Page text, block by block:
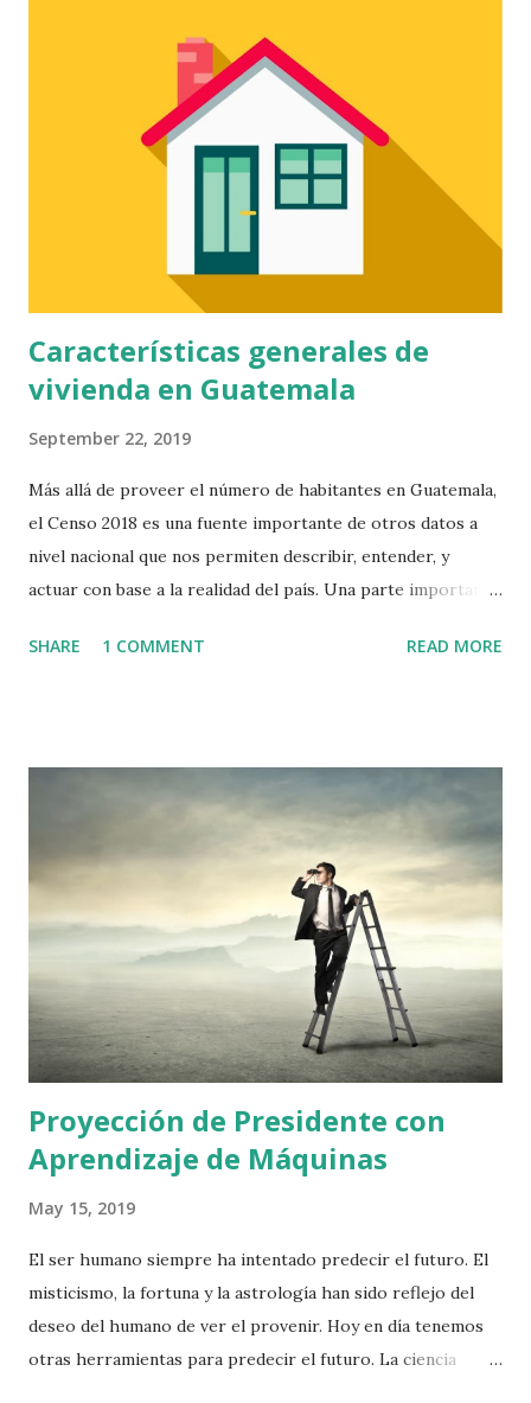
departamento donde esta diferencia es minima es
Guatemala, con porcentajes aproximadamente iguales. Por
otro lado, 6 departamentos tienen una diferencia de más
del 10%. Estos son Sololá, Totonicapán, San Marcos,
Huehuetenango, Petén y Alta Verapaz, siendo este último el
que tiene mayor diferencia con un margen del 20% para
hombres en la toma de decisiones en el hogar. Hay 5
municipios donde este margen es mayor del 50%, 3 de ellos
en Huehueten...
Características generales de
vivienda en Guatemala
September 22, 2019
Más allá de proveer el número de habitantes en Guatemala,
el Censo 2018 es una fuente importante de otros datos a
nivel nacional que nos permiten describir, entender, y
actuar con base a la realidad del país. Una parte importante
las condiciones de vivienda en Guatemala. El primer dato
departamentos con menos habitantes por vivienda,
mientras Quiché y Alta Verapaz son los que más habitantes
por vivienda reportan. Doce municipios presentan un
promedio arriba de cinco habitantes por vivienda, siendo
Concepción, Sololá el más alto con un promedio arriba de 6
habitantes por vivienda. La mitad de estos municipios con
alta densidad por vivienda se encuentran en Alta Verapaz,
siendo el municipio de Tamahú el más denso. Por otro lado,
15 municipios tienen u...
SHARE 1 COMMENT READ MORE
Proyección de Presidente con
Aprendizaje de Máquinas
May 15, 2019
El ser humano siempre ha intentado predecir el futuro. El
misticismo, la fortuna y la astrología han sido reflejo del
deseo del humano de ver el provenir. Hoy en día tenemos
otras herramientas para predecir el futuro. La ciencia